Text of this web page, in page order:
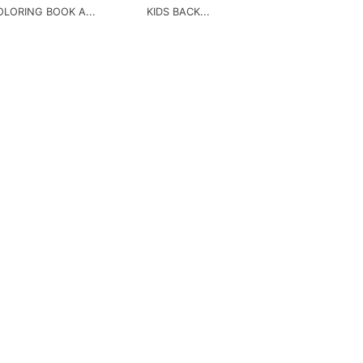
BOOK A...
KIDS BACK...